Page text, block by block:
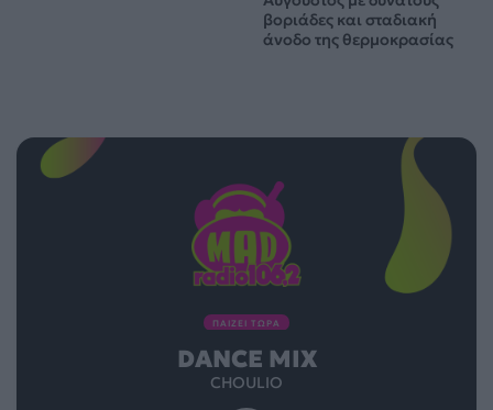
βοριάδες και σταδιακή
άνοδο της θερμοκρασίας
ΠΑΙΖΕΙ ΤΩΡΑ
DANCE MIX
CHOULIO